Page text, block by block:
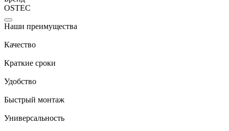
OSTEC
Наши преимущества
Качество
Краткие сроки
Удобство
Быстрый монтаж
Универсальность